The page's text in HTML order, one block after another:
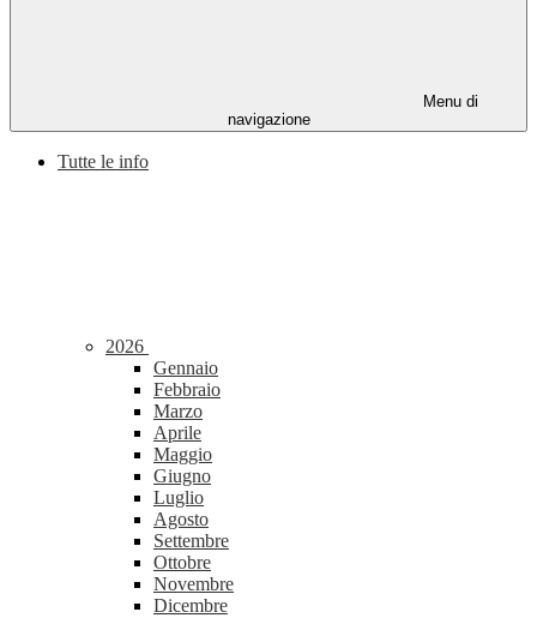
Menu di
navigazione
Tutte le info
2026
Gennaio
Febbraio
Marzo
Aprile
Maggio
Giugno
Luglio
Agosto
Settembre
Ottobre
Novembre
Dicembre